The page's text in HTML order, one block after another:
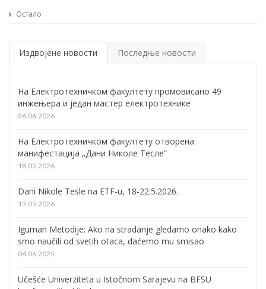
Остало
Издвојене новости Последње новости
На Електротехничком факултету промовисано 49
инжењера и један мастер електротехнике
26.06.2026
На Електротехничком факултету отворена
манифестација „Дани Николе Тесле“
18.05.2026
Dani Nikole Tesle na ETF-u, 18-22.5.2026.
15.05.2026
Iguman Metodije: Ako na stradanje gledamo onako kako
smo naučili od svetih otaca, daćemo mu smisao
04.06.2025
Učešće Univerziteta u Istočnom Sarajevu na BFSU